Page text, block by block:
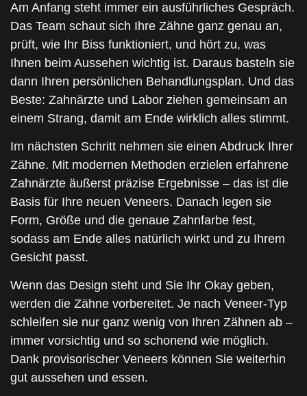
Am Anfang steht immer ein ausführliches Gespräch.
Das Team schaut sich Ihre Zähne ganz genau an,
prüft, wie Ihr Biss funktioniert, und hört zu, was
Ihnen beim Aussehen wichtig ist. Daraus basteln sie
dann Ihren persönlichen Behandlungsplan. Und das
Beste: Zahnärzte und Labor ziehen gemeinsam an
einem Strang, damit am Ende wirklich alles stimmt.
Im nächsten Schritt nehmen sie einen Abdruck Ihrer
Zähne. Mit modernen Methoden erzielen erfahrene
Zahnärzte äußerst präzise Ergebnisse – das ist die
Basis für Ihre neuen Veneers. Danach legen sie
Form, Größe und die genaue Zahnfarbe fest,
sodass am Ende alles natürlich wirkt und zu Ihrem
Gesicht passt.
Wenn das Design steht und Sie Ihr Okay geben,
werden die Zähne vorbereitet. Je nach Veneer-Typ
schleifen sie nur ganz wenig von Ihren Zähnen ab –
immer vorsichtig und so schonend wie möglich.
Dank provisorischer Veneers können Sie weiterhin
gut aussehen und essen.